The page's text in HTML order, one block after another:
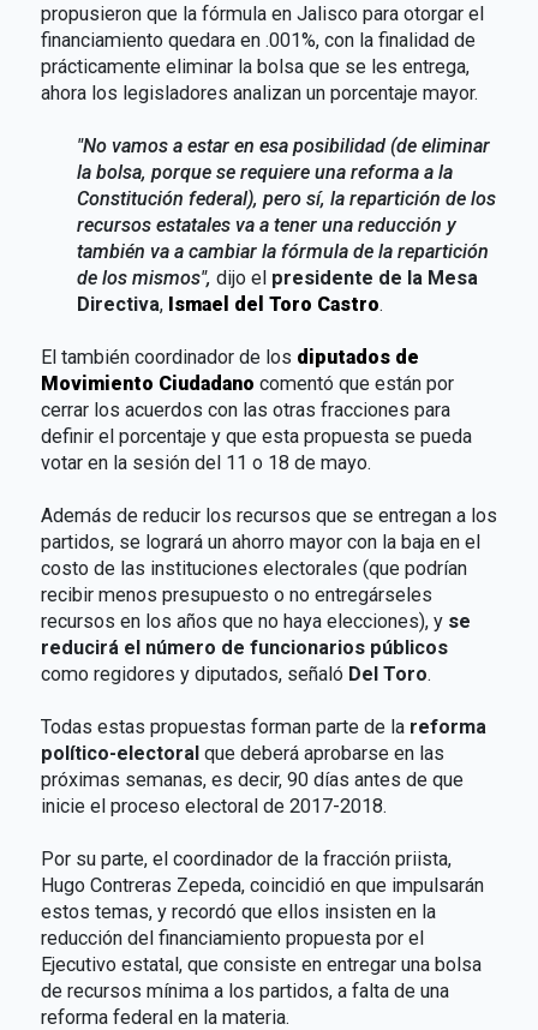
propusieron que la fórmula en Jalisco para otorgar el
financiamiento quedara en .001%, con la finalidad de
prácticamente eliminar la bolsa que se les entrega,
ahora los legisladores analizan un porcentaje mayor.
"No vamos a estar en esa posibilidad (de eliminar
la bolsa, porque se requiere una reforma a la
Constitución federal), pero sí, la repartición de los
recursos estatales va a tener una reducción y
también va a cambiar la fórmula de la repartición
de los mismos", dijo el presidente de la Mesa
Directiva, Ismael del Toro Castro.
El también coordinador de los diputados de
Movimiento Ciudadano comentó que están por
cerrar los acuerdos con las otras fracciones para
definir el porcentaje y que esta propuesta se pueda
votar en la sesión del 11 o 18 de mayo.
Además de reducir los recursos que se entregan a los
partidos, se logrará un ahorro mayor con la baja en el
costo de las instituciones electorales (que podrían
recibir menos presupuesto o no entregárseles
recursos en los años que no haya elecciones), y se
reducirá el número de funcionarios públicos
como regidores y diputados, señaló Del Toro.
Todas estas propuestas forman parte de la reforma
político-electoralque deberá aprobarse en las
próximas semanas, es decir, 90 días antes de que
inicie el proceso electoral de 2017-2018.
Por su parte, el coordinador de la fracción priista,
Hugo Contreras Zepeda, coincidió en que impulsarán
estos temas, y recordó que ellos insisten en la
reducción del financiamiento propuesta por el
Ejecutivo estatal, que consiste en entregar una bolsa
de recursos mínima a los partidos, a falta de una
reforma federal en la materia.